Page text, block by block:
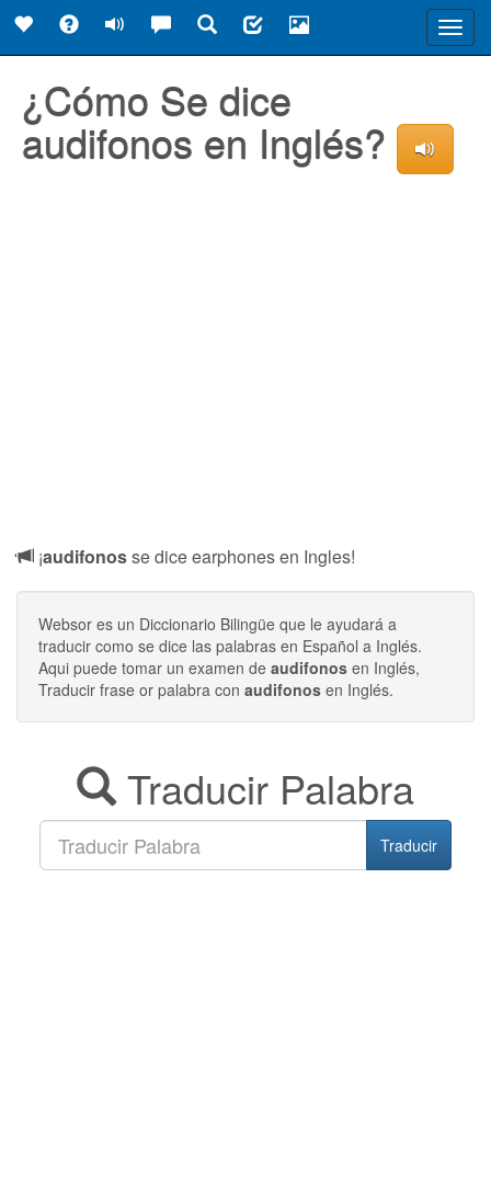
¿Cómo Se dice
audifonos en Inglés?
¡audifonosse dice earphones en Ingles!
Websor es un Diccionario Bilingüe que le ayudará a
traducir como se dice las palabras en Español a Inglés.
Aqui puede tomar un examen de audifonos en Inglés,
Traducir frase or palabra con audifonos en Inglés.
Traducir Palabra
Traducir